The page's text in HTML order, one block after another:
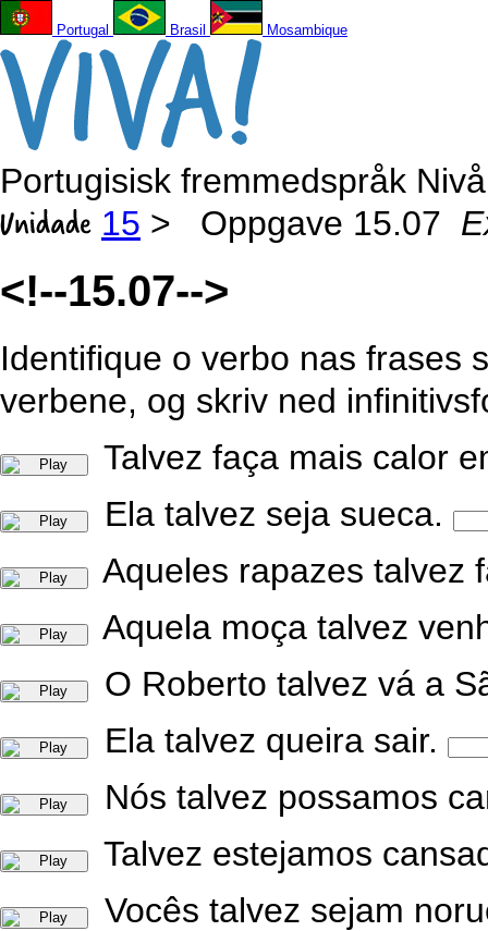
Portugal Brasil Mosambique
Portugisisk fremmedspråk
15 > Oppgave 15.07
<!--15.07-->
Identifique o verbo nas frases
verbene, og skriv ned
Talvez faça mais calor
Ela talvez seja sueca.
Aqueles rapazes talvez
Aquela moça talvez
O Roberto talvez vá a
Ela talvez queira sair.
Nós talvez possamos
Talvez estejamos
Vocês talvez sejam